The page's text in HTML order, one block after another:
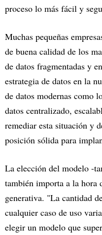
proceso lo más fácil y
Muchas pequeñas
de buena calidad de los
de datos fragmentadas y
estrategia de datos en la
de datos modernas como
datos centralizado,
remediar esta situación y
posición sólida para
La elección del modelo -
también importa a la hora
generativa. "La cantidad
cualquier caso de uso
elegir un modelo que